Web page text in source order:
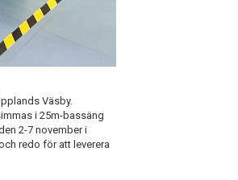
Väsby.
i 25m-bassäng
2-7 november i
redo för att leverera